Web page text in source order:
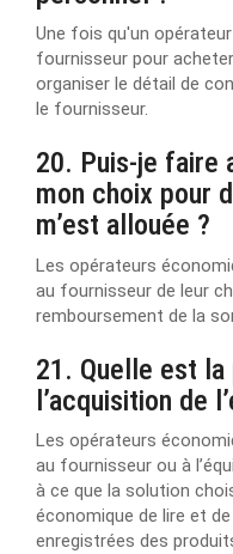
Une fois qu'un
fournisseur pour
organiser le détail de
le fournisseur.
20. Puis-je faire
mon choix pour
m’est allouée ?
Les opérateurs
au fournisseur de leur
remboursement de la
21. Quelle est
l’acquisition de
Les opérateurs
au fournisseur ou à
à ce que la solution
économique de lire et
enregistrées des